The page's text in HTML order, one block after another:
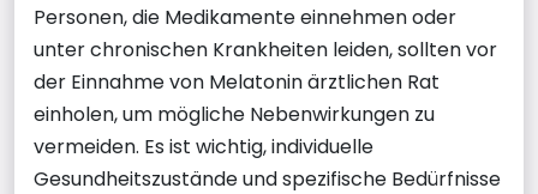
Personen, die Medikamente einnehmen oder
unter chronischen Krankheiten leiden, sollten vor
der Einnahme von Melatonin ärztlichen Rat
einholen, um mögliche Nebenwirkungen zu
vermeiden. Es ist wichtig, individuelle
Gesundheitszustände und spezifische Bedürfnisse